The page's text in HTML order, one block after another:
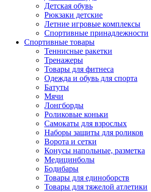
Детская обувь
Рюкзаки детские
Летние игровые комплексы
Спортивные принадлежности
Спортивные товары
Теннисные ракетки
Тренажеры
Товары для фитнеса
Одежда и обувь для спорта
Батуты
Мячи
Лонгборды
Роликовые коньки
Самокаты для взрослых
Наборы защиты для роликов
Ворота и сетки
Конусы напольные, разметка
Медицинболы
Бодибары
Товары для единоборств
Товары для тяжелой атлетики